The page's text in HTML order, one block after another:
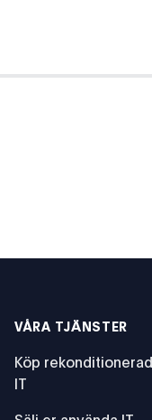
VÅRA TJÄNSTER
Köp rekonditionerad
IT